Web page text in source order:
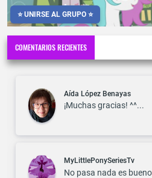
⭐ UNIRSE AL GRUPO ⭐
COMENTARIOS RECIENTES
Aída López Benayas
¡Muchas gracias! ^^...
MyLittlePonySeriesTv
No pasa nada es